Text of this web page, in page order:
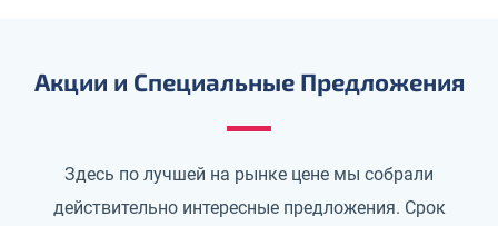
Акции и Специальные Предложения
Здесь по лучшей на рынке цене мы собрали
действительно интересные предложения. Срок